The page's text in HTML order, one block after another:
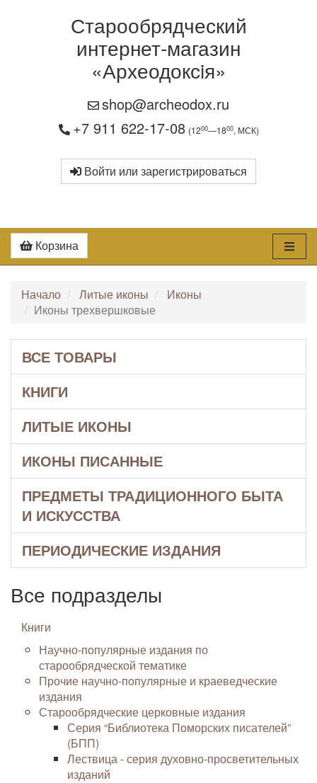
Старообрядческий
интернет-магазин
«Археодоксiя»
shop@archeodox.ru
+7 911 622-17-08 (1200—1800, МСК)
Войти или зарегистрироваться
Корзина
Начало Литые иконы
Иконы
Иконы трехвершковые
ВСЕ ТОВАРЫ
КНИГИ
ЛИТЫЕ ИКОНЫ
ИКОНЫ ПИСАННЫЕ
ПРЕДМЕТЫ ТРАДИЦИОННОГО БЫТА
И ИСКУССТВА
ПЕРИОДИЧЕСКИЕ ИЗДАНИЯ
Все подразделы
Книги
Научно-популярные издания по
старообрядческой тематике
Прочие научно-популярные и краеведческие
издания
Старообрядческие церковные издания
Серия “Библиотека Поморских писателей”
(БПП)
Лествица - серия духовно-просветительных
изданий